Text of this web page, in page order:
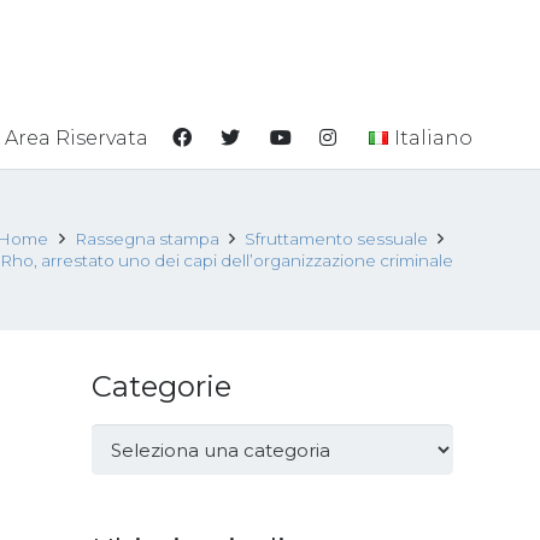
Area Riservata Italiano
Rassegna stampa
Sfruttamento sessuale
arrestato uno dei capi dell’organizzazione criminale
Categorie
Categorie